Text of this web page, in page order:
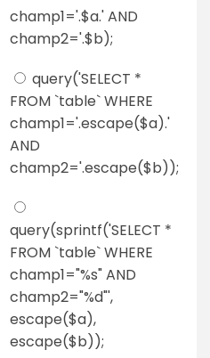
champ1='.$a.' AND
champ2='.$b);
query('SELECT *
FROM `table` WHERE
champ1='.escape($a).'
AND
champ2='.escape($b));
query(sprintf('SELECT *
FROM `table` WHERE
champ1="%s" AND
champ2="%d"',
escape($a),
escape($b));